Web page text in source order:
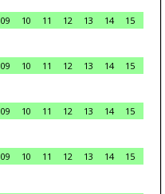
09 10 11 12 13 14
15
09 10 11 12 13 14
15
09 10 11 12 13 14
15
09 10 11 12 13 14
15